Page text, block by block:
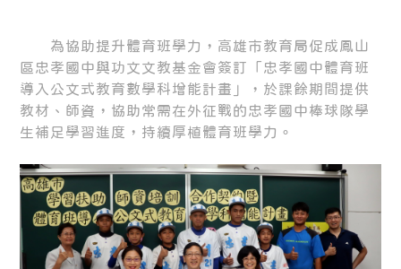
為協助提升體育班學力，高雄市教育局促成鳳山
區忠孝國中與功文文教基金會簽訂「忠孝國中體育班
導入公文式教育數學科增能計畫」，於課餘期間提供
教材、師資，協助常需在外征戰的忠孝國中棒球隊學
生補足學習進度，持續厚植體育班學力。